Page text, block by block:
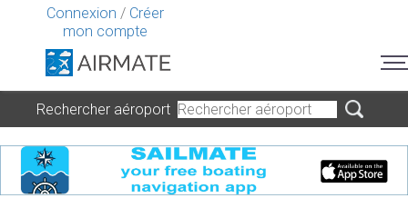
Connexion / Créer
mon compte
Rechercher aéroport